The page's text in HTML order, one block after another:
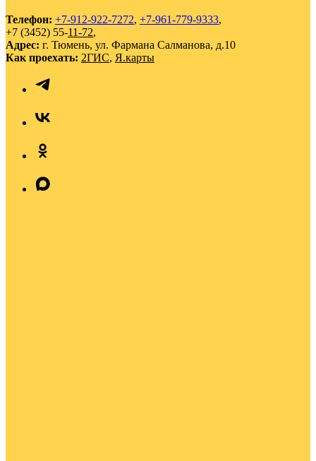
Телефон: +7-912-922-7272, +7-961-779-9333,
+7 (3452) 55-11-72,
Адрес: г. Тюмень, ул. Фармана Салманова, д.10
Как проехать: 2ГИС, Я.карты